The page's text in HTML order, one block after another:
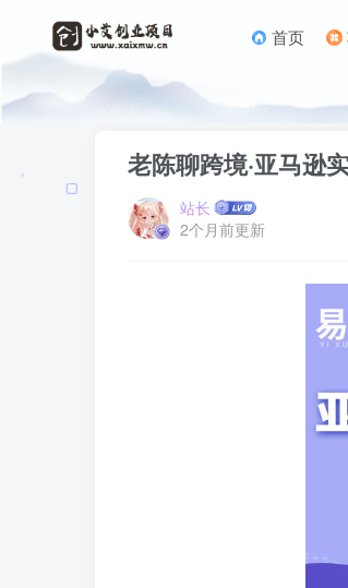
首页
首页 正文
老陈聊跨境·亚马逊
站长
2个月前更新